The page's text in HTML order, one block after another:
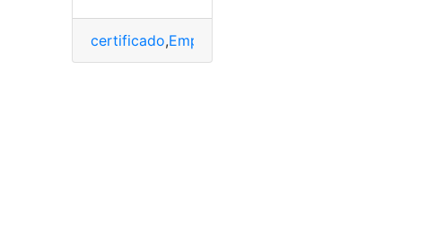
certificado,Empleador